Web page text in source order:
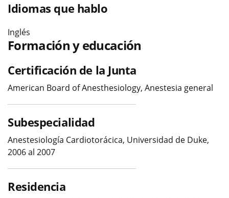
Idiomas que hablo
Inglés
Formación y educación
Certificación de la Junta
American Board of Anesthesiology, Anestesia general
Subespecialidad
Anestesiología Cardiotorácica, Universidad de Duke,
2006 al 2007
Residencia